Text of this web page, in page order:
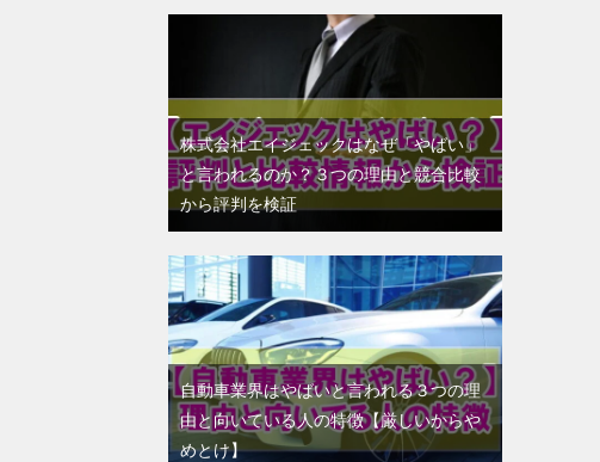
株式会社エイジェックはなぜ「やばい」
と言われるのか？３つの理由と競合比較
から評判を検証
自動車業界はやばいと言われる３つの理
由と向いている人の特徴【厳しいからや
めとけ】